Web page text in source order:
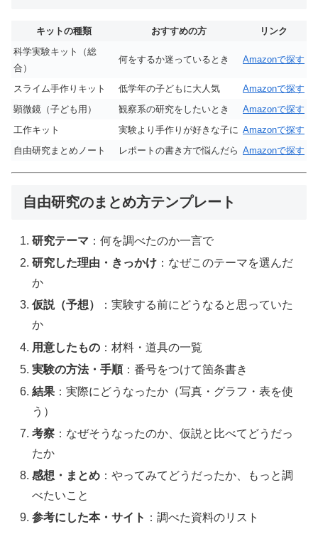
キットの種類 おすすめの方
リンク
科学実験キット（総
合）
何をするか迷っているとき Amazonで探す
スライム手作りキット 低学年の子どもに大人気
Amazonで探す
顕微鏡（子ども用）
観察系の研究をしたいとき
Amazonで探す
工作キット
実験より手作りが好きな子に Amazonで探す
自由研究まとめノート
レポートの書き方で悩んだら Amazonで探す
自由研究のまとめ方テンプレート
研究テーマ ：何を調べたのか一言で
研究した理由・きっかけ ：なぜこのテーマを選んだ
か
仮説（予想）
：実験する前にどうなると思っていた
か
用意したもの ：材料・道具の一覧
実験の方法・手順：番号をつけて箇条書き
結果 ：実際にどうなったか（写真・グラフ・表を使
う）
考察 ：なぜそうなったのか、仮説と比べてどうだっ
たか
感想・まとめ ：やってみてどうだったか、もっと調
べたいこと
参考にした本・サイト ：調べた資料のリスト